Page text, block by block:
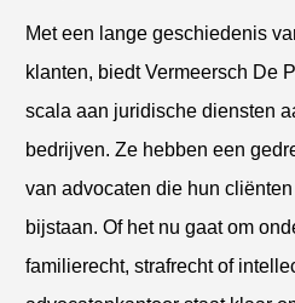
Met een lange geschiedenis
klanten, biedt Vermeersch De
scala aan juridische diensten
bedrijven. Ze hebben een
van advocaten die hun
bijstaan. Of het nu gaat om
familierecht, strafrecht of